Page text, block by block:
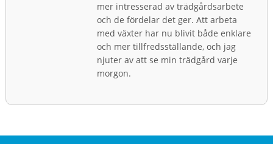
mer intresserad av trädgårdsarbete
och de fördelar det ger. Att arbeta
med växter har nu blivit både enklare
och mer tillfredsställande, och jag
njuter av att se min trädgård varje
morgon.